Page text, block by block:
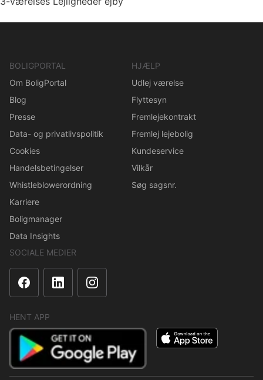
BOLIGPORTAL
Om BoligPortal
Blog
Presse
Data- og privatlivspolitik
Cookies
Handelsbetingelser
Whistleblowerordning
Karriere
Boligmanager
Data Insights
HJÆLP
Udlej værelse
Flyttesyn
Fremlejekontrakt
Fremlej lejebolig
Kundeservice
Vilkår
Søg sagsnr.
SOCIALE MEDIER
HENT APP